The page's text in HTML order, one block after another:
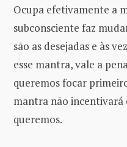
Ocupa efetivamente a
subconsciente faz
são as desejadas e às
esse mantra, vale a
queremos focar
mantra não incentivará
queremos.